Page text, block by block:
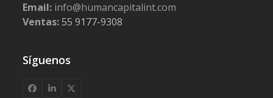
Email: info@humancapitalint.com
Ventas:55 9177-9308
Síguenos
Facebook
LinkedIn
X